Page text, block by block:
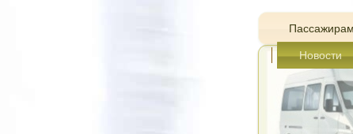
Пассажирам
Новости